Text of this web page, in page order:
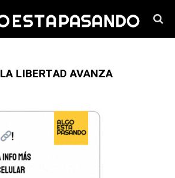
LA LIBERTAD AVANZA